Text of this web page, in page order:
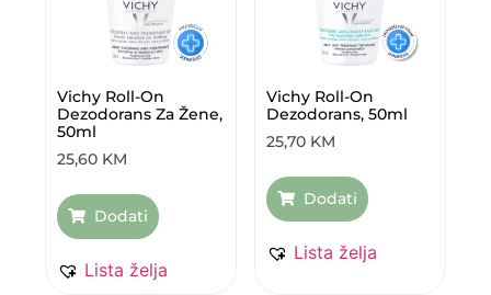
Vichy Roll-On
Dezodorans Za Žene,
50ml
25,60 KM
Dodati
Lista želja
Vichy Roll-On
Dezodorans, 50ml
25,70 KM
Dodati
Lista želja